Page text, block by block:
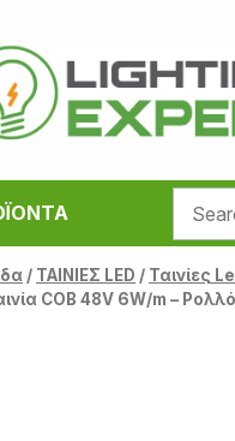
/ ΤΑΙΝΙΕΣ LED / Ταινίες
COB 48V 6W/m –